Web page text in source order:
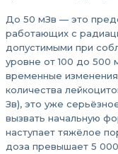
До 50 мЗв — это
работающих с
допустимыми при
уровне от 100 до 500
временные
количества
Зв), это уже
вызвать начальную
наступает тяжёлое
доза превышает 5